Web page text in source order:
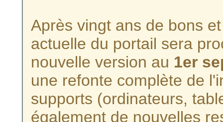
Après vingt ans de bons
actuelle du portail sera
nouvelle version au 1er
une refonte complète de
supports (ordinateurs,
également de nouvelles